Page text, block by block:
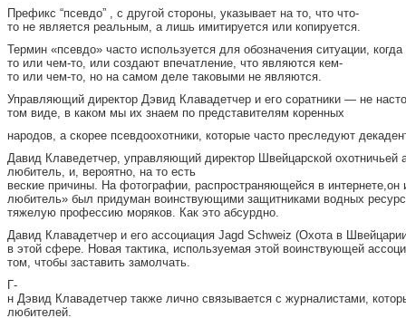
Префикс “псевдо” , с другой стороны, указывает на то, что что-
то не является реальным, а лишь имитируется или копируется.
Термин «псевдо» часто используется для обозначения ситуации,
то или чем-то, или создают впечатление, что являются кем-
то или чем-то, но на самом деле таковыми не являются.
Управляющий директор Дэвид Клавадетчер и его соратники — не
том виде, в каком мы их знаем по представителям коренных
народов, а скорее псевдоохотники, которые часто преследуют
Давид Клаведетчер, управляющий директор Швейцарской охотничьей
любитель, и, вероятно, на то есть
веские причины. На фотографии, распространяющейся в
любитель» был придуман воинствующими защитниками водных
тяжелую профессию моряков. Как это абсурдно.
Давид Клавадетчер и его ассоциация Jagd Schweiz (Охота в
в этой сфере. Новая тактика, используемая этой воинствующей
том, чтобы заставить замолчать.
Г-
н Дэвид Клавадетчер также лично связывается с журналистами,
любителей.